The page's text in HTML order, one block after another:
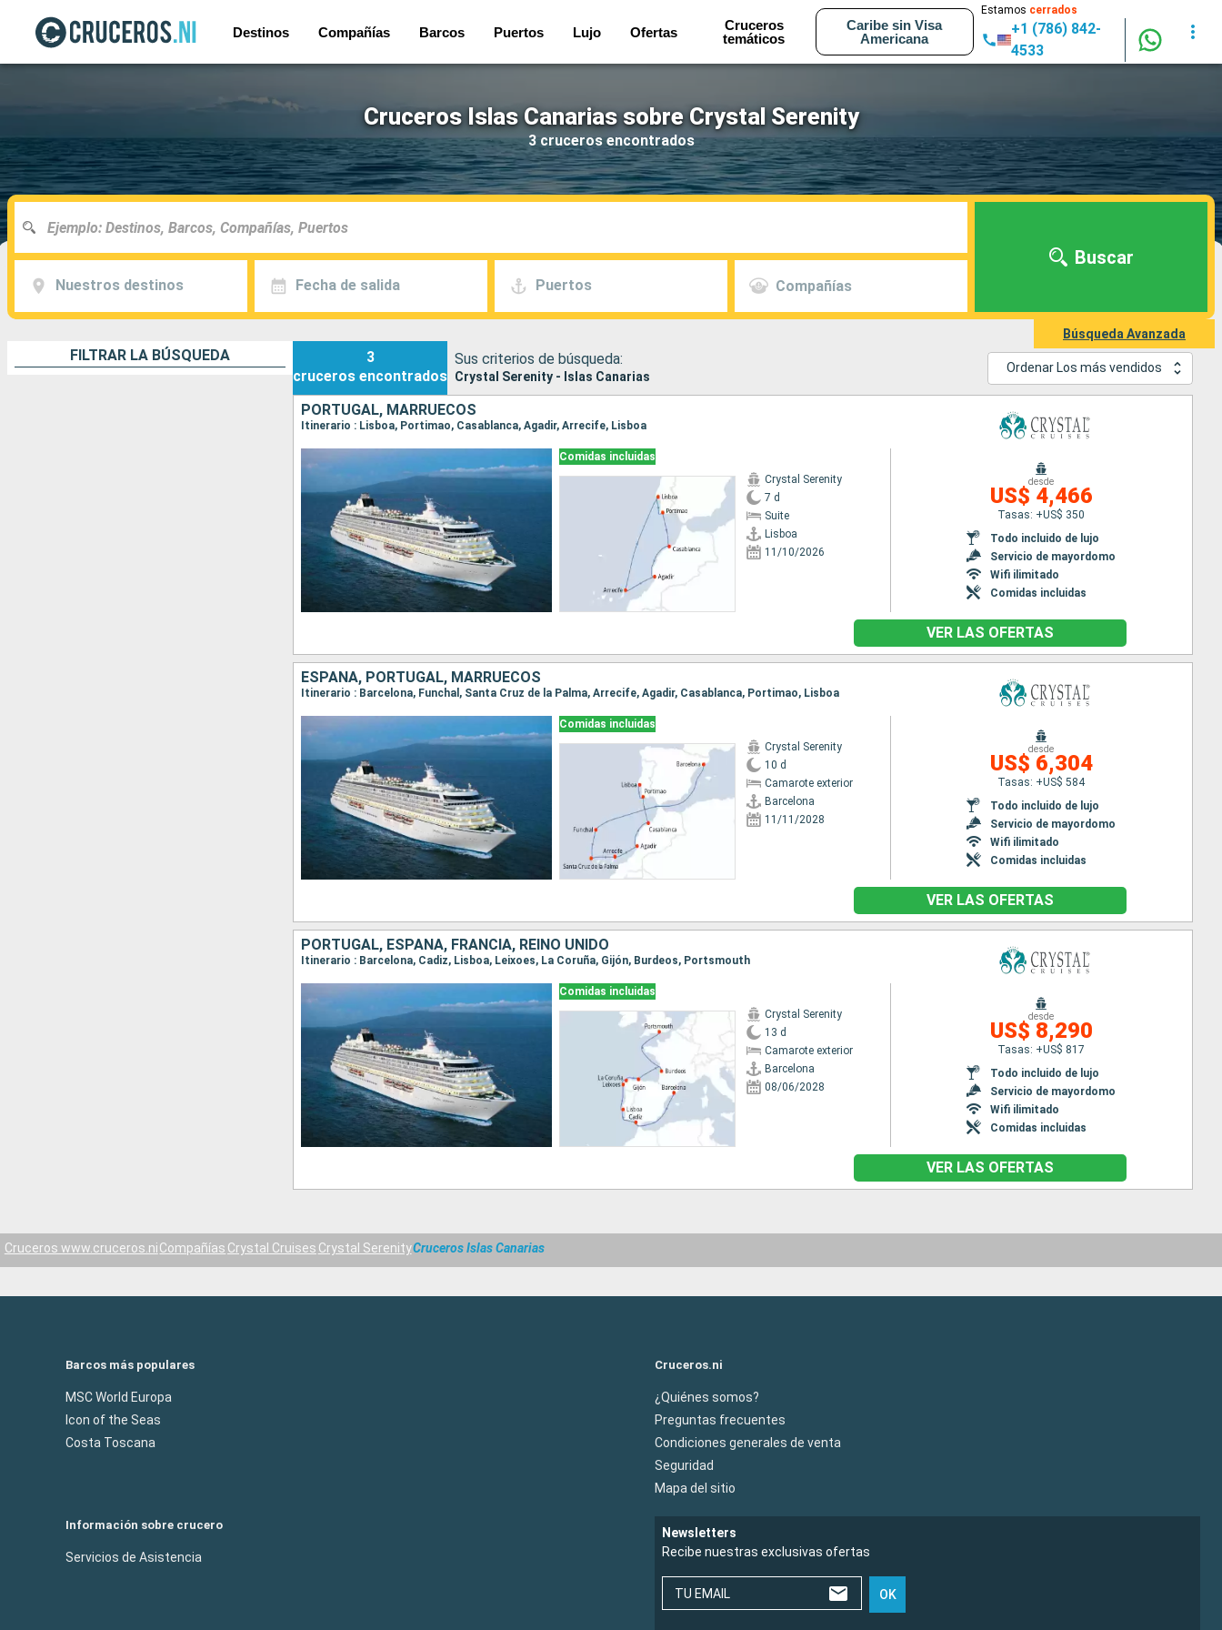
Destinos Compañías Barcos Puertos Lujo Ofertas
Cruceros
temáticos
Caribe sin Visa
Americana
Estamos cerrados
+1 (786) 842-
4533
Cruceros Islas Canarias sobre Crystal Serenity
3 cruceros encontrados
Nuestros destinos Fecha de salida Puertos Compañías
Buscar
Búsqueda Avanzada
FILTRAR LA BÚSQUEDA
3
cruceros encontrados
Sus criterios de búsqueda:
Crystal Serenity - Islas Canarias
Ordenar Los más vendidos
PORTUGAL, MARRUECOS
Itinerario : Lisboa, Portimao, Casablanca, Agadir, Arrecife, Lisboa
Comidas incluidas
Crystal Serenity
7 d
Suite
Lisboa
11/10/2026
desde
US$ 4,466
Tasas: +US$ 350
Todo incluido de lujo
Servicio de mayordomo
Wifi ilimitado
Comidas incluidas
VER LAS OFERTAS
ESPAÑA, PORTUGAL, MARRUECOS
Itinerario : Barcelona, Funchal, Santa Cruz de la Palma, Arrecife, Agadir, Casablanca, Portimao, Lisboa
Comidas incluidas
Crystal Serenity
10 d
Camarote exterior
Barcelona
11/11/2028
desde
US$ 6,304
Tasas: +US$ 584
Todo incluido de lujo
Servicio de mayordomo
Wifi ilimitado
Comidas incluidas
VER LAS OFERTAS
PORTUGAL, ESPAÑA, FRANCIA, REINO UNIDO
Itinerario : Barcelona, Cadiz, Lisboa, Leixoes, La Coruña, Gijón, Burdeos, Portsmouth
Comidas incluidas
Crystal Serenity
13 d
Camarote exterior
Barcelona
08/06/2028
desde
US$ 8,290
Tasas: +US$ 817
Todo incluido de lujo
Servicio de mayordomo
Wifi ilimitado
Comidas incluidas
VER LAS OFERTAS
Cruceros www.cruceros.niCompañías Crystal Cruises Crystal SerenityCruceros Islas Canarias
Barcos más populares
MSC World Europa
Icon of the Seas
Costa Toscana
Cruceros.ni
¿Quiénes somos?
Preguntas frecuentes
Condiciones generales de venta
Seguridad
Mapa del sitio
Información sobre crucero
Servicios de Asistencia
Newsletters
Recibe nuestras exclusivas ofertas
TU EMAIL OK